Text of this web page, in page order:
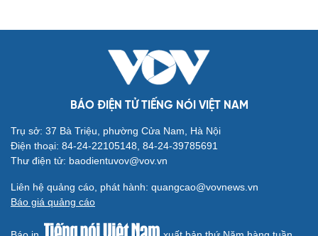
BÁO ĐIỆN TỬ TIẾNG NÓI VIỆT NAM
Trụ sở: 37 Bà Triệu, phường Cửa Nam, Hà Nội
Điện thoại: 84-24-22105148, 84-24-39785691
Thư điện tử: baodientuvov@vov.vn
Liên hệ quảng cáo, phát hành: quangcao@vovnews.vn
Báo giá quảng cáo